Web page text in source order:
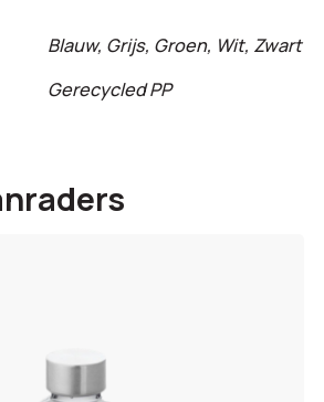
Blauw, Grijs, Groen, Wit, Zwart
Gerecycled PP